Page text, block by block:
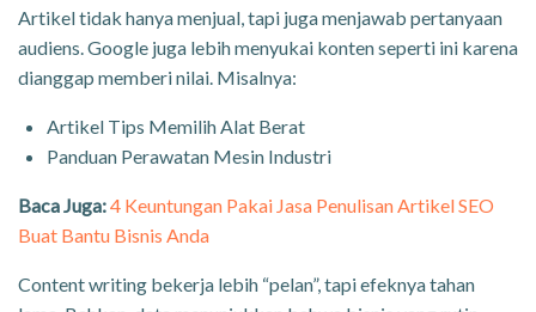
Artikel tidak hanya menjual, tapi juga menjawab pertanyaan
audiens. Google juga lebih menyukai konten seperti ini karena
dianggap memberi nilai. Misalnya:
Artikel Tips Memilih Alat Berat
Panduan Perawatan Mesin Industri
Baca Juga:4 Keuntungan Pakai Jasa Penulisan Artikel SEO
Buat Bantu Bisnis Anda
Content writing bekerja lebih “pelan”, tapi efeknya tahan